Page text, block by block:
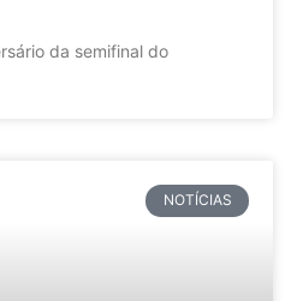
da semifinal do
NOTÍCIAS